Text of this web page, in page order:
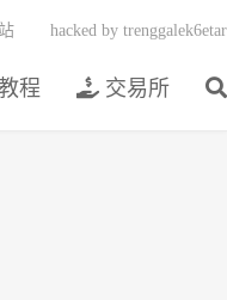
程 交易所
hacked by trenggalek6etar